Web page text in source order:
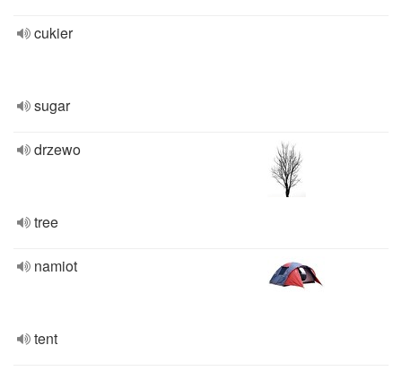
cukier
sugar
drzewo
tree
namiot
tent